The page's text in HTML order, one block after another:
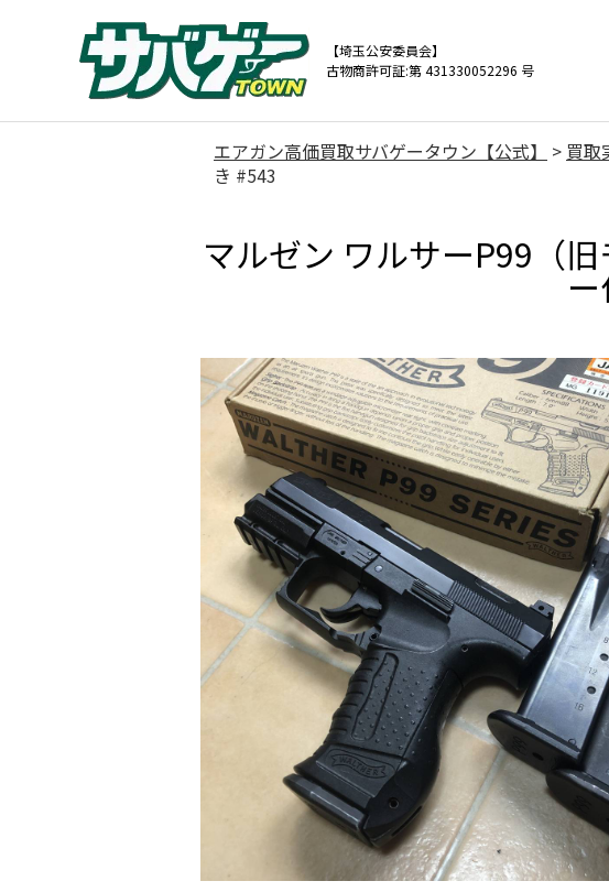
【埼玉公安委員会】
古物商許可証:第 431330052296 号
エアガン高価買取サバゲータウン【公式】 > 買取
き #543
マルゼン ワルサーP99（